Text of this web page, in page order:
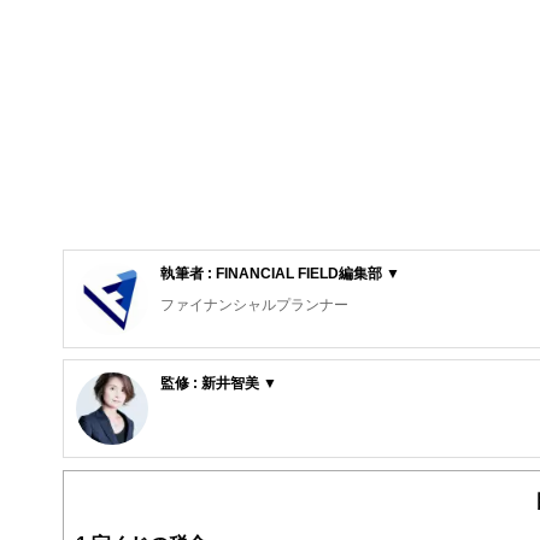
執筆者 : FINANCIAL FIELD編集部 ▼
ファイナンシャルプランナー
FinancialField編集部は、金融、経済に関する記事を、日
FinancialFieldの特徴は、ファイナンシャルプランナー、
ー、公認会計士、社会保険労務士、行政書士、投資アナ
え、むずかしく感じられる年金や税金、相続、保険、ロ
監修 : 新井智美 ▼
（保有資格）
・DC(確定拠出年金)プランナー